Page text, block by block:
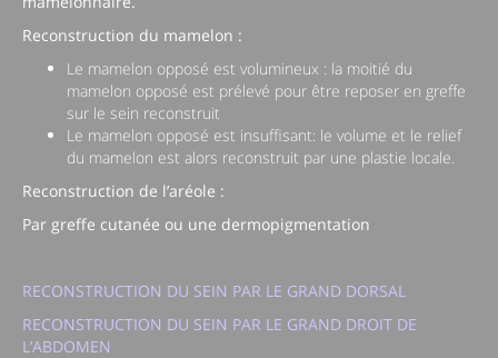
Reconstruction du mamelon :
Le mamelon opposé est volumineux : la moitié du
mamelon opposé est prélevé pour être reposer en greffe
sur le sein reconstruit
Le mamelon opposé est insuffisant: le volume et le relief
du mamelon est alors reconstruit par une plastie locale.
Reconstruction de l’aréole :
Par greffe cutanée ou une dermopigmentation
RECONSTRUCTION DU SEIN PAR LE GRAND DORSAL
RECONSTRUCTION DU SEIN PAR LE GRAND DROIT DE
L’ABDOMEN